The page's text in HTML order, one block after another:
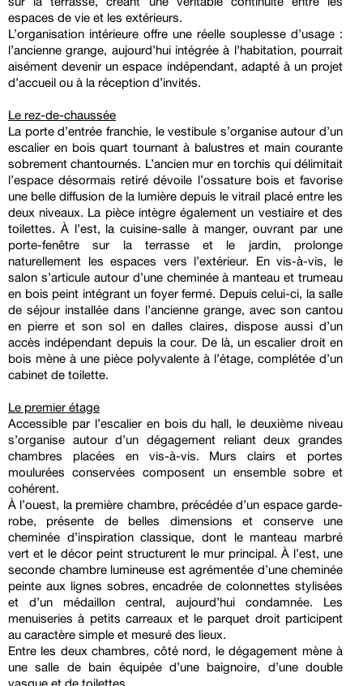
espaces de vie et les extérieurs.
L’organisation intérieure offre une réelle souplesse d’usage :
l’ancienne grange, aujourd’hui intégrée à l’habitation, pourrait
aisément devenir un espace indépendant, adapté à un projet
d’accueil ou à la réception d’invités.
Le rez-de-chaussée
La porte d’entrée franchie, le vestibule s’organise autour d’un
escalier en bois quart tournant à balustres et main courante
sobrement chantournés. L’ancien mur en torchis qui délimitait
l’espace désormais retiré dévoile l’ossature bois et favorise
une belle diffusion de la lumière depuis le vitrail placé entre les
deux niveaux. La pièce intègre également un vestiaire et des
toilettes. À l’est, la cuisine-salle à manger, ouvrant par une
porte-fenêtre sur la terrasse et le jardin, prolonge
naturellement les espaces vers l’extérieur. En vis-à-vis, le
salon s’articule autour d’une cheminée à manteau et trumeau
en bois peint intégrant un foyer fermé. Depuis celui-ci, la salle
de séjour installée dans l’ancienne grange, avec son cantou
en pierre et son sol en dalles claires, dispose aussi d’un
accès indépendant depuis la cour. De là, un escalier droit en
bois mène à une pièce polyvalente à l’étage, complétée d’un
cabinet de toilette.
Le premier étage
Accessible par l’escalier en bois du hall, le deuxième niveau
s’organise autour d’un dégagement reliant deux grandes
chambres placées en vis-à-vis. Murs clairs et portes
moulurées conservées composent un ensemble sobre et
cohérent.
À l’ouest, la première chambre, précédée d’un espace garde-
robe, présente de belles dimensions et conserve une
cheminée d’inspiration classique, dont le manteau marbré
vert et le décor peint structurent le mur principal. À l’est, une
seconde chambre lumineuse est agrémentée d’une cheminée
peinte aux lignes sobres, encadrée de colonnettes stylisées
et d’un médaillon central, aujourd’hui condamnée. Les
menuiseries à petits carreaux et le parquet droit participent
au caractère simple et mesuré des lieux.
Entre les deux chambres, côté nord, le dégagement mène à
une salle de bain équipée d’une baignoire, d’une double